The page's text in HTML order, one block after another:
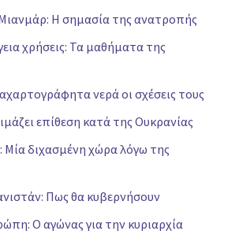
Η σημασία της ανατροπής
χρήσεις: Τα μαθήματα της
νερά οι σχέσεις τους
επίθεση κατά της Ουκρανίας
Μία διχασμένη χώρα λόγω της
Πως θα κυβερνήσουν
Ο αγώνας για την κυριαρχία